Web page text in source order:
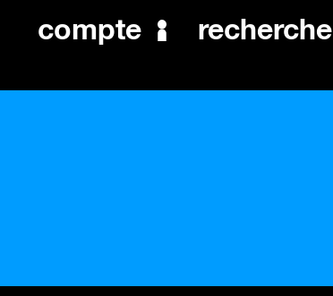
compte recherche